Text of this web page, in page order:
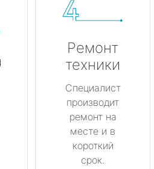
Ремонт
техники
Специалист
производит
ремонт на
месте и в
короткий
срок.